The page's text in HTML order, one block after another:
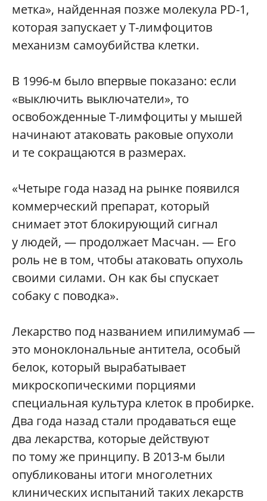
метка», найденная позже молекула PD-1,
которая запускает у T-лимфоцитов
механизм самоубийства клетки.
В 1996-м было впервые показано: если
«выключить выключатели», то
освобожденные T-лимфоциты у мышей
начинают атаковать раковые опухоли
и те сокращаются в размерах.
«Четыре года назад на рынке появился
коммерческий препарат, который
снимает этот блокирующий сигнал
у людей, — продолжает Масчан. — Его
роль не в том, чтобы атаковать опухоль
своими силами. Он как бы спускает
собаку с поводка».
Лекарство под названием ипилимумаб —
это моноклональные антитела, особый
белок, который вырабатывает
микроскопическими порциями
специальная культура клеток в пробирке.
Два года назад стали продаваться еще
два лекарства, которые действуют
по тому же принципу. В 2013-м были
опубликованы итоги многолетних
клинических испытаний таких лекарств